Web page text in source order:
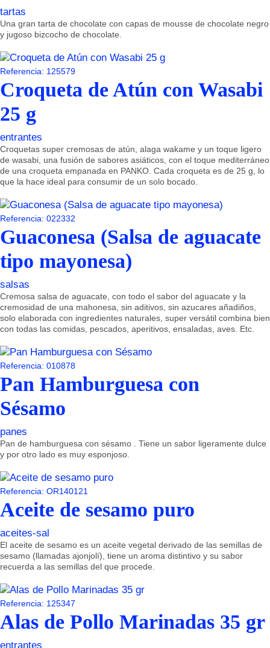
tartas
Una gran tarta de chocolate con capas de mousse de chocolate negro
y jugoso bizcocho de chocolate.
Referencia: 125579
Croqueta de Atún con Wasabi
25 g
entrantes
Croquetas super cremosas de atún, alaga wakame y un toque ligero
de wasabi, una fusión de sabores asiáticos, con el toque mediterráneo
de una croqueta empanada en PANKO. Cada croqueta es de 25 g, lo
que la hace ideal para consumir de un solo bocado.
Referencia: 022332
Guaconesa (Salsa de aguacate
tipo mayonesa)
salsas
Cremosa salsa de aguacate, con todo el sabor del aguacate y la
cremosidad de una mahonesa, sin aditivos, sin azucares añadiños,
solo elaborada con ingredientes naturales, super versátil combina bien
con todas las comidas, pescados, aperitivos, ensaladas, aves. Etc.
Referencia: 010878
Pan Hamburguesa con
Sésamo
panes
Pan de hamburguesa con sésamo . Tiene un sabor ligeramente dulce
y por otro lado es muy esponjoso.
Referencia: OR140121
Aceite de sesamo puro
aceites-sal
El aceite de sesamo es un aceite vegetal derivado de las semillas de
sesamo (llamadas ajonjolí), tiene un aroma distintivo y su sabor
recuerda a las semillas del que procede.
Referencia: 125347
Alas de Pollo Marinadas 35 gr
entrantes